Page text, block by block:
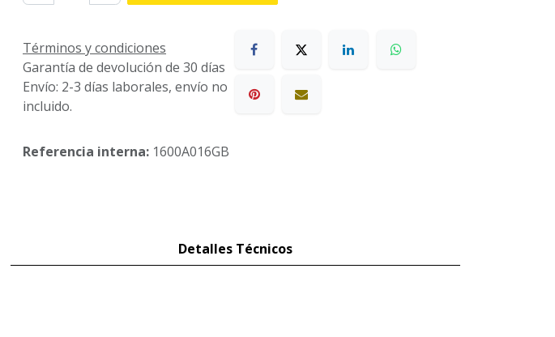
Términos y condiciones
Garantía de devolución de 30 días
Envío: 2-3 días laborales, envío no
incluido.
Referencia interna: 1600A016GB
Detalles Técnicos